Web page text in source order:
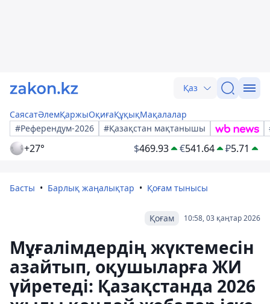
Қаз
СаясатӘлемҚаржыОқиғаҚұқықМақалалар
#Референдум-2026
#Қазақстан мақтанышы
+27° $469.93 €541.64 ₽5.71
Басты Барлық жаңалықтар Қоғам тынысы
10:58, 03 қаңтар 2026
Қоғам
Мұғалімдердің жүктемесін
азайтып, оқушыларға ЖИ
үйретеді: Қазақстанда 2026